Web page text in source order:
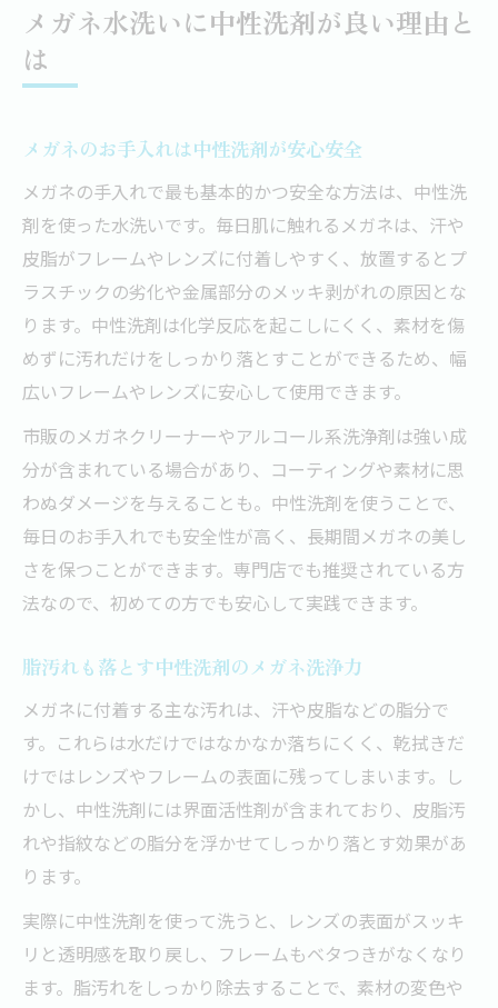
メガネ水洗いに中性洗剤が良い理由と
は
メガネのお手入れは中性洗剤が安心安全
メガネの手入れで最も基本的かつ安全な方法は、中性洗
剤を使った水洗いです。毎日肌に触れるメガネは、汗や
皮脂がフレームやレンズに付着しやすく、放置するとプ
ラスチックの劣化や金属部分のメッキ剥がれの原因とな
ります。中性洗剤は化学反応を起こしにくく、素材を傷
めずに汚れだけをしっかり落とすことができるため、幅
広いフレームやレンズに安心して使用できます。
市販のメガネクリーナーやアルコール系洗浄剤は強い成
分が含まれている場合があり、コーティングや素材に思
わぬダメージを与えることも。中性洗剤を使うことで、
毎日のお手入れでも安全性が高く、長期間メガネの美し
さを保つことができます。専門店でも推奨されている方
法なので、初めての方でも安心して実践できます。
脂汚れも落とす中性洗剤のメガネ洗浄力
メガネに付着する主な汚れは、汗や皮脂などの脂分で
す。これらは水だけではなかなか落ちにくく、乾拭きだ
けではレンズやフレームの表面に残ってしまいます。し
かし、中性洗剤には界面活性剤が含まれており、皮脂汚
れや指紋などの脂分を浮かせてしっかり落とす効果があ
ります。
実際に中性洗剤を使って洗うと、レンズの表面がスッキ
リと透明感を取り戻し、フレームもベタつきがなくなり
ます。脂汚れをしっかり除去することで、素材の変色や